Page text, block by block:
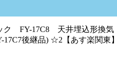
ク FY-17C8 天井埋込形換気
後継品) ☆2【あす楽関東】